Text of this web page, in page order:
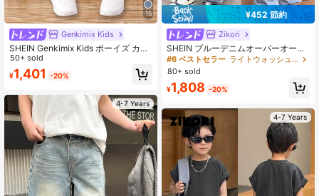
15
Genkimix Kids
SHEIN Genkimix Kids ボーイズ カジ
ュアル ルーズフィット ストレートレ
ッグ コントラストステッチ カーゴジ
ーンズ
50+ sold
¥1,401 -20%
4-7 Years
¥452 節約
Zikori
SHEIN ブルーデニムオーバーオール
パンツ 足首カフス付き 男の子用
#6 ベストセラー
ライトウォッシュ ヤングボーイズデニム
80+ sold
¥1,808 -20%
4-7 Years